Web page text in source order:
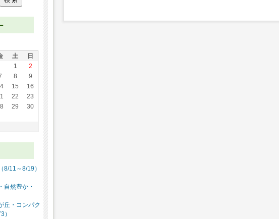
土 日
1
2
8
9
15
16
22
23
29
30
8/11～8/19）
自然豊か・
丘・コンパク
）